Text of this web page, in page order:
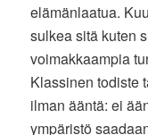
elämänlaatua.
sulkea sitä kuten
voimakkaampia
Klassinen todiste
ilman ääntä: ei
ympäristö